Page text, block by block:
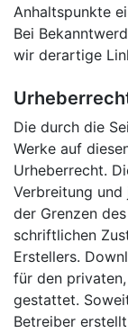
Anhaltspunkte
Bei
wir derartige
Die durch die
Werke auf
Urheberrecht.
Verbreitung
der Grenzen
schriftlichen
Erstellers.
für den
gestattet.
Betreiber